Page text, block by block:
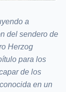
a
del sendero de
Herzog
para los
de los
en un